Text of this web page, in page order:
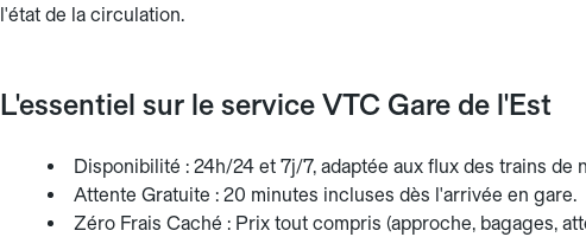
l'état de la circulation.
L'essentiel sur le service VTC Gare de l'Est
Disponibilité : 24h/24 et 7j/7, adaptée aux flux des trains de
Attente Gratuite : 20 minutes incluses dès l'arrivée en gare.
Zéro Frais Caché : Prix tout compris (approche, bagages,